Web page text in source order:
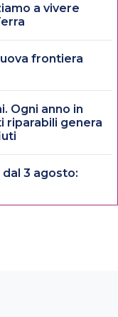
a vivere
frontiera
Ogni anno in
riparabili genera
3 agosto: